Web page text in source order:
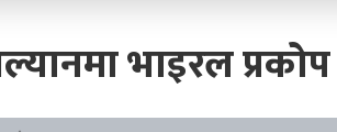
भाइरल प्रकोप